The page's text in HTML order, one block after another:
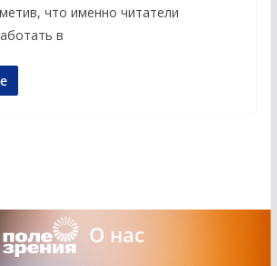
что именно читатели
в
О нас